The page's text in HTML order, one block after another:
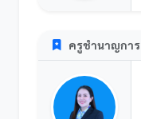
ครูชำนาญการ